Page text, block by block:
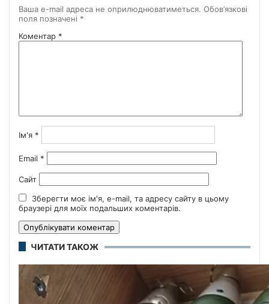
Ваша e-mail адреса не оприлюднюватиметься. Обов’язкові
поля позначені *
Коментар *
Ім'я *
Email *
Сайт
Зберегти моє ім'я, e-mail, та адресу сайту в цьому
браузері для моїх подальших коментарів.
ЧИТАТИ ТАКОЖ